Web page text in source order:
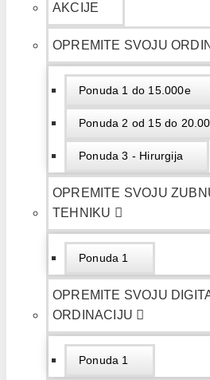
AKCIJE
OPREMITE SVOJU
Ponuda 1 do 15.000e
Ponuda 2 od 15 do
Ponuda 3 - Hirurgija
OPREMITE SVOJU
TEHNIKU
Ponuda 1
OPREMITE SVOJU
ORDINACIJU
Ponuda 1